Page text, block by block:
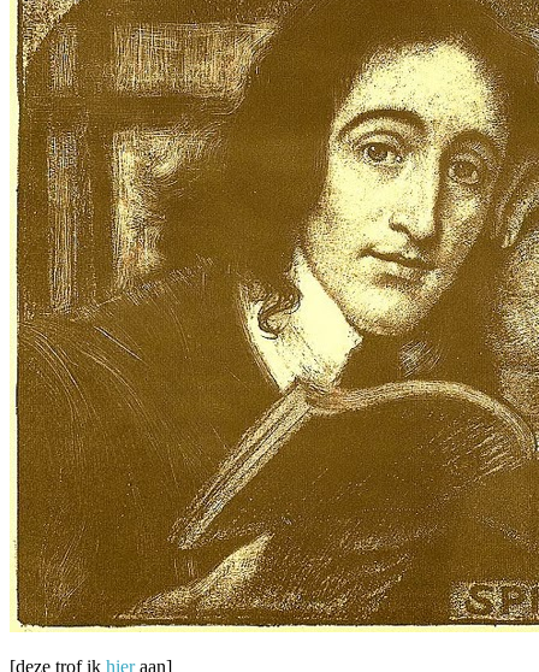
[deze trof ik hieraan]